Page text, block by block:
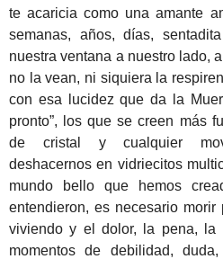
te acaricia como una amante
semanas, años, días,
nuestra ventana a nuestro lado,
no la vean, ni siquiera la
con esa lucidez que da la
pronto”, los que se creen más
de cristal y cualquier
deshacernos en vidriecitos
mundo bello que hemos
entendieron, es necesario
viviendo y el dolor, la pena, la
momentos de debilidad,